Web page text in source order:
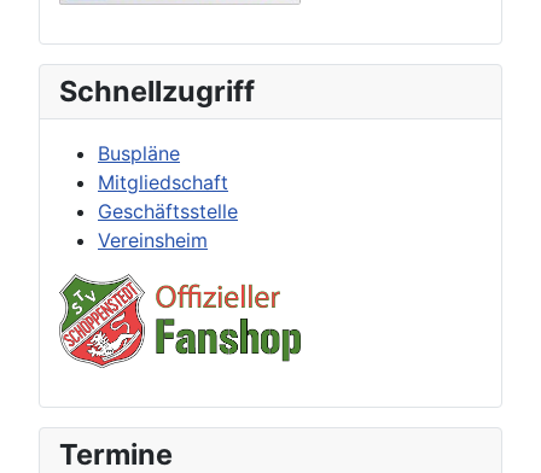
Schnellzugriff
Buspläne
Mitgliedschaft
Geschäftsstelle
Vereinsheim
Termine